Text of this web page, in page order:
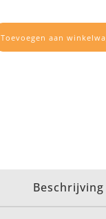
Toevoegen aan
Beschrijving